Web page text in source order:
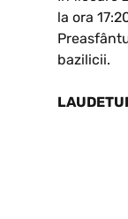
la ora
bazilicii.